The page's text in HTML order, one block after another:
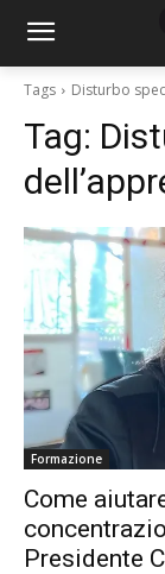
Tags Disturbo
Tag:
Formazione
Come
Presidente